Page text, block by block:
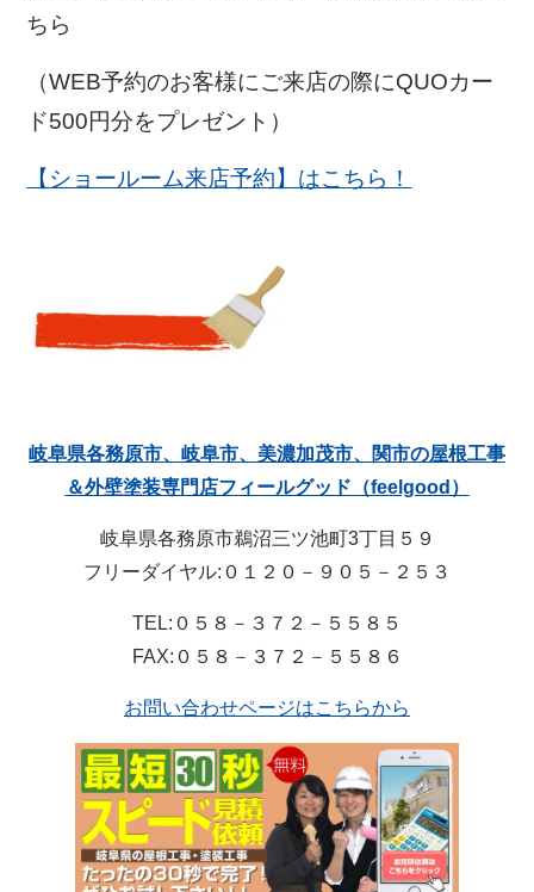
ちら
（WEB予約のお客様にご来店の際にQUOカー
ド500円分をプレゼント）
【ショールーム来店予約】はこちら！
岐阜県各務原市、岐阜市、美濃加茂市、関市の屋根工事
＆外壁塗装専門店フィールグッド（feelgood）
岐阜県各務原市鵜沼三ツ池町3丁目５９
フリーダイヤル:０１２０－９０５－２５３
TEL:０５８－３７２－５５８５
FAX:０５８－３７２－５５８６
お問い合わせページはこちらから